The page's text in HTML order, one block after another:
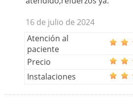
16 de julio de 2024
Atención al
paciente
Precio
Instalaciones